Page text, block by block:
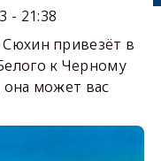
- 21:38
привезёт в
к Черному
может вас